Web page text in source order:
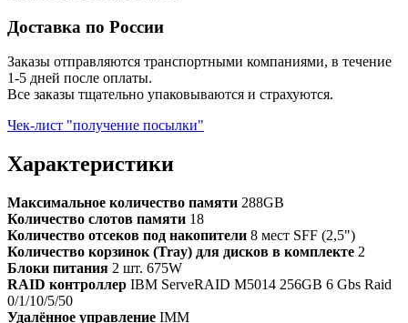
Доставка по России
Заказы отправляются транспортными компаниями, в течение
1-5 дней после оплаты.
Все заказы тщательно упаковываются и страхуются.
Чек-лист "получение посылки"
Характеристики
Максимальное количество памяти 288GB
Количество слотов памяти 18
Количество отсеков под накопители 8 мест SFF (2,5")
Количество корзинок (Tray) для дисков в комплекте 2
Блоки питания 2 шт. 675W
RAID контроллер IBM ServeRAID M5014 256GB 6 Gbs Raid
0/1/10/5/50
Удалённое управление IMM